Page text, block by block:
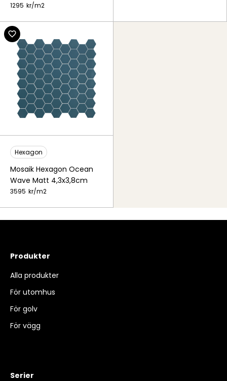
1295 kr/m2
Hexagon
Mosaik Hexagon Ocean
Wave Matt 4,3x3,8cm
3595 kr/m2
Produkter
Alla produkter
För utomhus
För golv
För vägg
Serier